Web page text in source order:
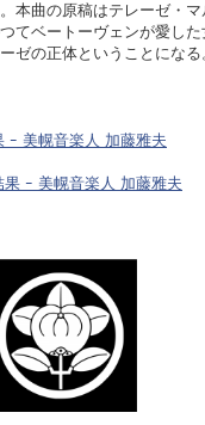
本曲の原稿はテレーゼ・
てベートーヴェンが愛し
ゼの正体ということになる
ｰ 美幌音楽人 加藤雅夫
ｰ 美幌音楽人 加藤雅夫